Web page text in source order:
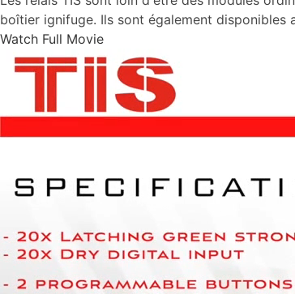
boîtier ignifuge. Ils sont également
Watch Full Movie